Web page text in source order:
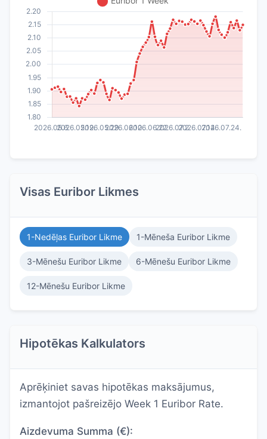
Visas Euribor Likmes
1-Nedēļas Euribor Likme 1-Mēneša Euribor Likme
3-Mēnešu Euribor Likme 6-Mēnešu Euribor Likme
12-Mēnešu Euribor Likme
Hipotēkas Kalkulators
Aprēķiniet savas hipotēkas maksājumus,
izmantojot pašreizējo Week 1 Euribor Rate.
Aizdevuma Summa (€):